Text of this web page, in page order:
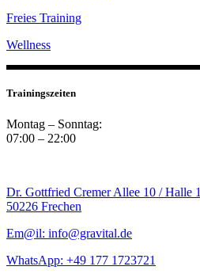
Freies Training
Wellness
Trainingszeiten
Montag – Sonntag:
07:00 – 22:00
Dr. Gottfried Cremer Allee 10 / Halle 1
50226 Frechen
Em@il: info@gravital.de
WhatsApp: +49 177 1723721